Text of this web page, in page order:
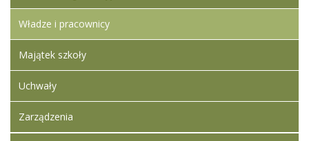
Władze i pracownicy
Majątek szkoły
Uchwały
Zarządzenia